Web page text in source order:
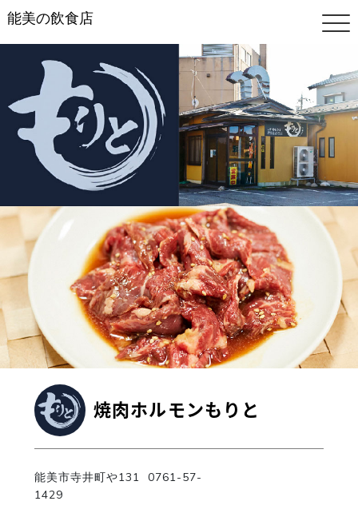
能美の飲食店
焼肉ホルモンもりと
能美市寺井町や131 0761-57-
1429